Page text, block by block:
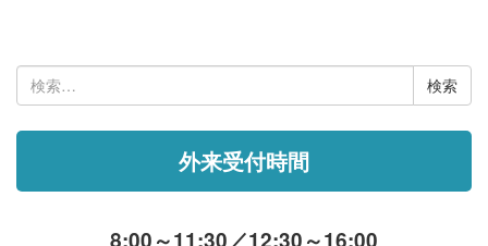
検
索:
外来受付時間
8:00～11:30／12:30～16:00